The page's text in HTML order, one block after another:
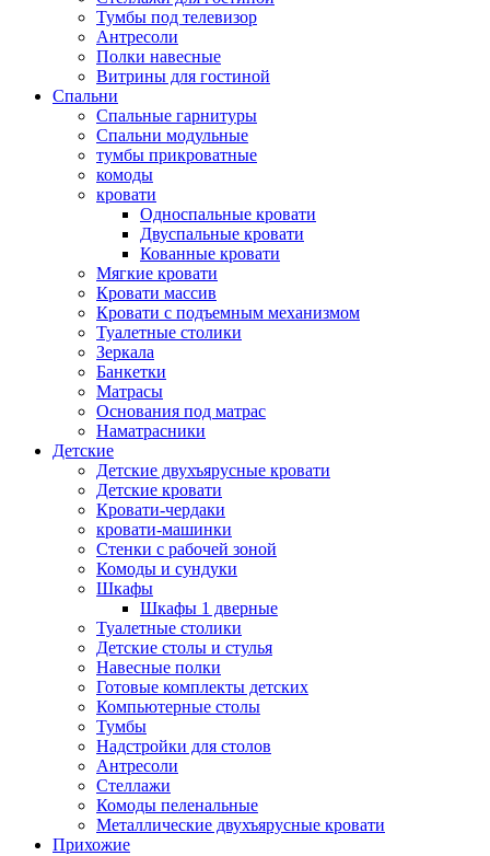
Тумбы под телевизор
Антресоли
Полки навесные
Витрины для гостиной
Спальни
Спальные гарнитуры
Спальни модульные
тумбы прикроватные
комоды
кровати
Односпальные кровати
Двуспальные кровати
Кованные кровати
Мягкие кровати
Кровати массив
Кровати с подъемным механизмом
Туалетные столики
Зеркала
Банкетки
Матрасы
Основания под матрас
Наматрасники
Детские
Детские двухъярусные кровати
Детские кровати
Кровати-чердаки
кровати-машинки
Стенки с рабочей зоной
Комоды и сундуки
Шкафы
Шкафы 1 дверные
Туалетные столики
Детские столы и стулья
Навесные полки
Готовые комплекты детских
Компьютерные столы
Тумбы
Надстройки для столов
Антресоли
Стеллажи
Комоды пеленальные
Металлические двухъярусные кровати
Прихожие